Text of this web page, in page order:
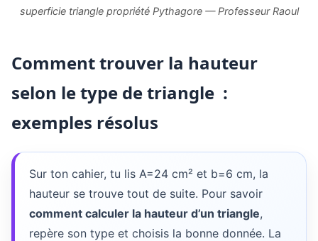
superficie triangle propriété Pythagore — Professeur Raoul
Comment trouver la hauteur
selon le type de triangle :
exemples résolus
Sur ton cahier, tu lis A=24 cm² et b=6 cm, la
hauteur se trouve tout de suite. Pour savoir
comment calculer la hauteur d’un triangle,
repère son type et choisis la bonne donnée. La